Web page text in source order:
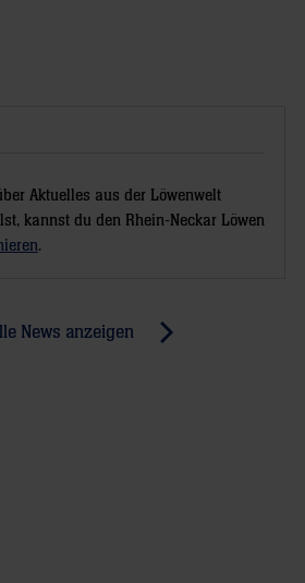
Aktuelles aus der Löwenwelt
kannst du den Rhein-Neckar Löwen
.
News anzeigen